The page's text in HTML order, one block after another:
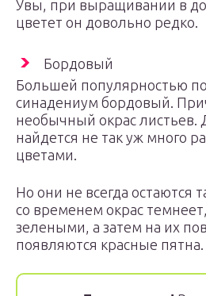
Увы, при выращивании в
цветет он довольно редко.
Бордовый
Большей популярностью
синадениум бордовый.
необычный окрас листьев.
найдется не так уж много
цветами.
Но они не всегда остаются
со временем окрас
зелеными, а затем на их
появляются красные пятна.